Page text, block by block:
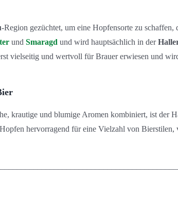
-Region gezüchtet, um eine Hopfensorte zu
und Smaragd und wird hauptsächlich in der
vielseitig und wertvoll für Brauer erwiesen und
krautige und blumige Aromen kombiniert, ist der
hervorragend für eine Vielzahl von